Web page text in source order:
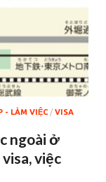
- LÀM VIỆC / VISA
ngoài ở
việc